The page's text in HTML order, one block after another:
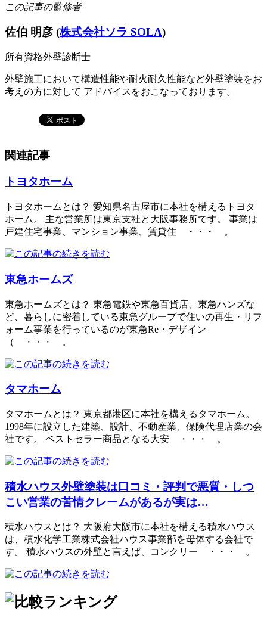
この記事の監修者
佐伯 明彦 (株式会社ソラ SOLA)
所有資格外壁診断士
外壁施工において構造性能や耐火耐久性能など外壁塗装をお
考えの方に対して アドバイスをおこなっております。
関連記事
トヨタホーム
トヨタホームとは？ 愛知県名古屋市に本社を構えるトヨタ
ホーム。 主な営業所は東京支社と大阪事務所です。 事業は
戸建住宅事業、マンション事業、賃貸住 ・・・ 。
東急ホームズ
東急ホームズとは？ 東急電鉄や東急百貨店、東急ハンズな
ど、暮らしに密着している東急グループで住いの再生・リフ
ォーム事業を行っているのが東急Re・デザイン
（ ・・・ 。
タマホーム
タマホームとは？ 東京都港区に本社を構えるタマホーム。
1998年に設立した建築、設計、不動産業、保険代理店業の会
社です。 ベストセラー商品となる大安 ・・・ 。
積水ハウス外壁塗装は口コミ・評判で悪質・しつ
こい営業の苦情クレームがあるが実は…
積水ハウスとは？ 大阪府大阪市に本社を構える積水ハウス
は、積水化学工業株式会社ハウス事業部を母体する会社で
す。 積水ハウスの外壁と言えば、コンクリー ・・・ 。